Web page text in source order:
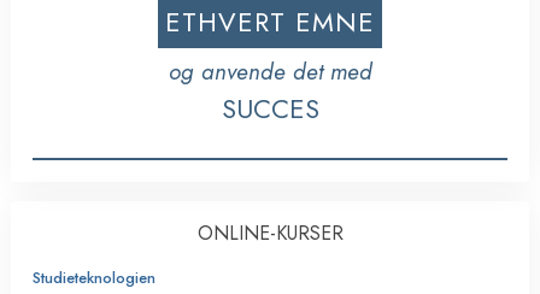
ETHVERT EMNE
og anvende det med
SUCCES
ONLINE-KURSER
Studieteknologien